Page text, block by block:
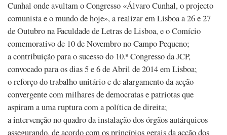
Cunhal onde avultam o Congresso «Álvaro Cunhal, o projecto
comunista e o mundo de hoje», a realizar em Lisboa a 26 e 27
de Outubro na Faculdade de Letras de Lisboa, e o Comício
comemorativo de 10 de Novembro no Campo Pequeno;
a contribuição para o sucesso do 10.º Congresso da JCP,
convocado para os dias 5 e 6 de Abril de 2014 em Lisboa;
o reforço do trabalho unitário e de alargamento da acção
convergente com milhares de democratas e patriotas que
aspiram a uma ruptura com a política de direita;
a intervenção no quadro da instalação dos órgãos autárquicos
assegurando, de acordo com os princípios gerais da acção dos